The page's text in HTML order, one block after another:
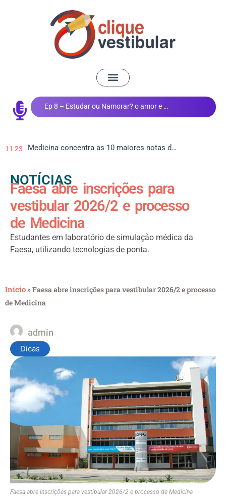
Ep 8 – Estudar ou Namorar? o amor e os estudos
11:23 Medicina concentra as 10 maiores notas do Vestibular de Inverno da UEM
NOTÍCIAS
Faesa abre inscrições para
vestibular 2026/2 e processo
de Medicina
Estudantes em laboratório de simulação médica da
Faesa, utilizando tecnologias de ponta.
Início»Faesa abre inscrições para vestibular 2026/2 e processo
de Medicina
admin
Dicas
Faesa abre inscrições para vestibular 2026/2 e processo de Medicina